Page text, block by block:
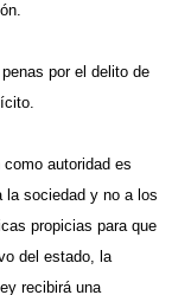
por el delito de
autoridad es
sociedad y no a los
propicias para que
del estado, la
recibirá una